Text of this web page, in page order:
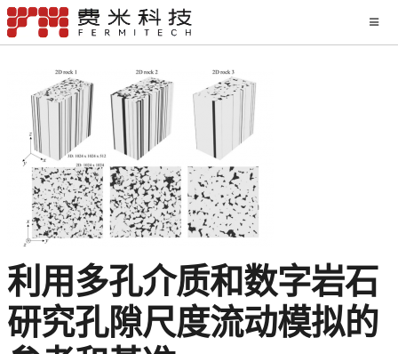
利用多孔介质和数字岩石
研究孔隙尺度流动模拟的